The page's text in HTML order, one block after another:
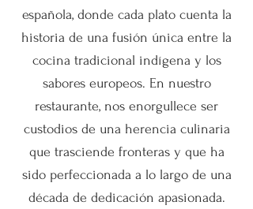
española, donde cada plato cuenta la
historia de una fusión única entre la
cocina tradicional indígena y los
sabores europeos. En nuestro
restaurante, nos enorgullece ser
custodios de una herencia culinaria
que trasciende fronteras y que ha
sido perfeccionada a lo largo de una
década de dedicación apasionada.